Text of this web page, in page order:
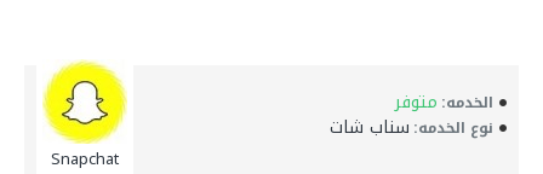
الخدمه: متوفر
نوع الخدمه: سناب شات
Snapchat